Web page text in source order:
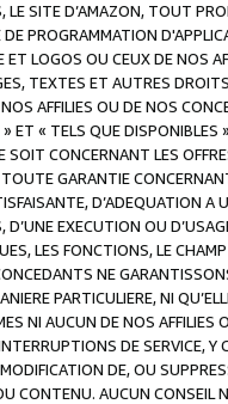
LE SITE D’AMAZON, TOUT
PROGRAMMATION
LOGOS OU CEUX DE NOS
TEXTES ET AUTRES
AFFILIES OU DE NOS
ET « TELS QUE
SOIT CONCERNANT LES
GARANTIE
D’ADEQUATION
EXECUTION OU
LES FONCTIONS, LE
NE
PARTICULIERE, NI
NI AUCUN DE NOS
DE SERVICE,
DE, OU
CONTENU. AUCUN CONSEIL